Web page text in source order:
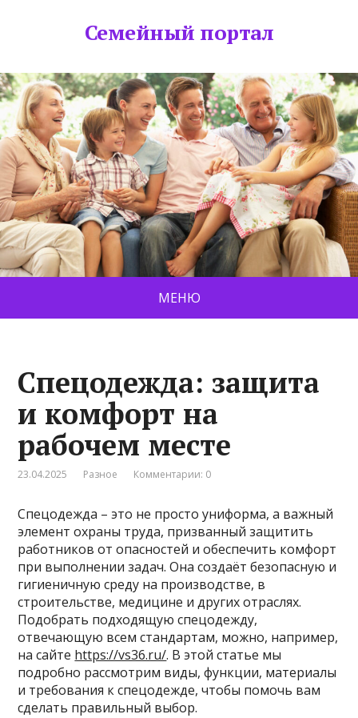
Семейный портал
МЕНЮ
Спецодежда: защита
и комфорт на
рабочем месте
23.04.2025 Разное Комментарии: 0
Спецодежда – это не просто униформа, а важный
элемент охраны труда, призванный защитить
работников от опасностей и обеспечить комфорт
при выполнении задач. Она создаёт безопасную и
гигиеничную среду на производстве, в
строительстве, медицине и других отраслях.
Подобрать подходящую спецодежду,
отвечающую всем стандартам, можно, например,
на сайте https://vs36.ru/. В этой статье мы
подробно рассмотрим виды, функции, материалы
и требования к спецодежде, чтобы помочь вам
сделать правильный выбор.